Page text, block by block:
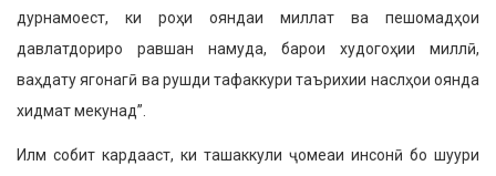
дурнамоест, ки роҳи ояндаи миллат ва пешомадҳои
давлатдориро равшан намуда, барои худогоҳии миллӣ,
ваҳдату ягонагӣ ва рушди тафаккури таърихии наслҳои оянда
хидмат мекунад”.
Илм собит кардааст, ки ташаккули ҷомеаи инсонӣ бо шуури